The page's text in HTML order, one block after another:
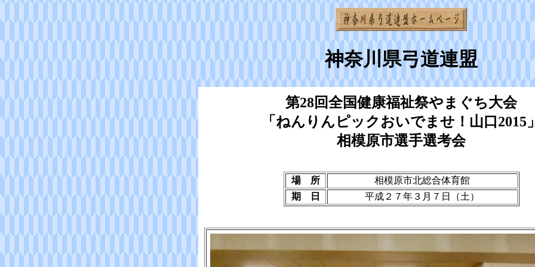
神奈川県弓道連盟
第28回全国健康福祉祭やまぐち大会
「ねんりんピックおいでませ！山口2015
相模原市選手選考会
場 所
相模原市北総合体育館
期 日
平成２７年３月７日（土）